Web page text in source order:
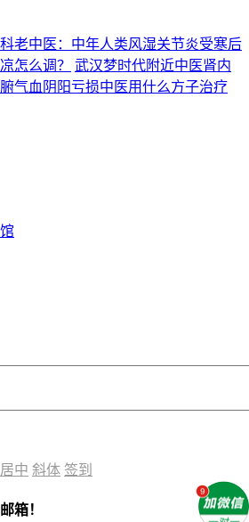
老中医：中年人类风湿关节炎受寒后
怎么调？
武汉梦时代附近中医肾内
气血阴阳亏损中医用什么方子治疗
居中 斜体 签到
箱！